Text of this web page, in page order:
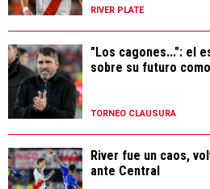
RIVER PLATE
"Los cagones...": el
sobre su futuro
TORNEO CLAUSURA
River fue un caos,
ante Central